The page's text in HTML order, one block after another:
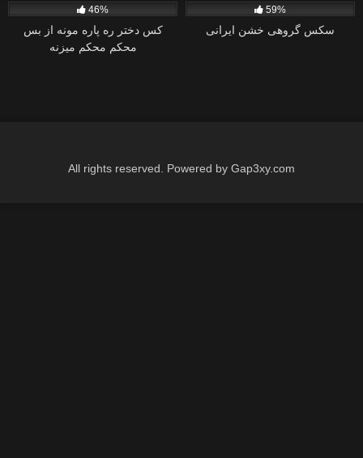
46%
کس دختر ره پاره مونه از بس
محکم محکم میزنه
59%
سکس گروهی خشن ایرانی
All rights reserved. Powered by Gap3xy.com